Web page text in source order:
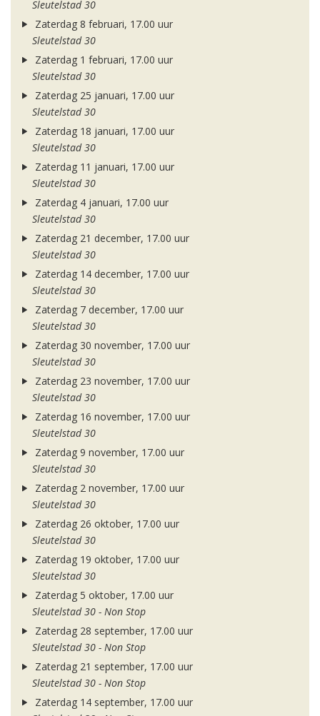
Sleutelstad 30
Zaterdag 8 februari, 17.00 uur
Sleutelstad 30
Zaterdag 1 februari, 17.00 uur
Sleutelstad 30
Zaterdag 25 januari, 17.00 uur
Sleutelstad 30
Zaterdag 18 januari, 17.00 uur
Sleutelstad 30
Zaterdag 11 januari, 17.00 uur
Sleutelstad 30
Zaterdag 4 januari, 17.00 uur
Sleutelstad 30
Zaterdag 21 december, 17.00 uur
Sleutelstad 30
Zaterdag 14 december, 17.00 uur
Sleutelstad 30
Zaterdag 7 december, 17.00 uur
Sleutelstad 30
Zaterdag 30 november, 17.00 uur
Sleutelstad 30
Zaterdag 23 november, 17.00 uur
Sleutelstad 30
Zaterdag 16 november, 17.00 uur
Sleutelstad 30
Zaterdag 9 november, 17.00 uur
Sleutelstad 30
Zaterdag 2 november, 17.00 uur
Sleutelstad 30
Zaterdag 26 oktober, 17.00 uur
Sleutelstad 30
Zaterdag 19 oktober, 17.00 uur
Sleutelstad 30
Zaterdag 5 oktober, 17.00 uur
Sleutelstad 30 - Non Stop
Zaterdag 28 september, 17.00 uur
Sleutelstad 30 - Non Stop
Zaterdag 21 september, 17.00 uur
Sleutelstad 30 - Non Stop
Zaterdag 14 september, 17.00 uur